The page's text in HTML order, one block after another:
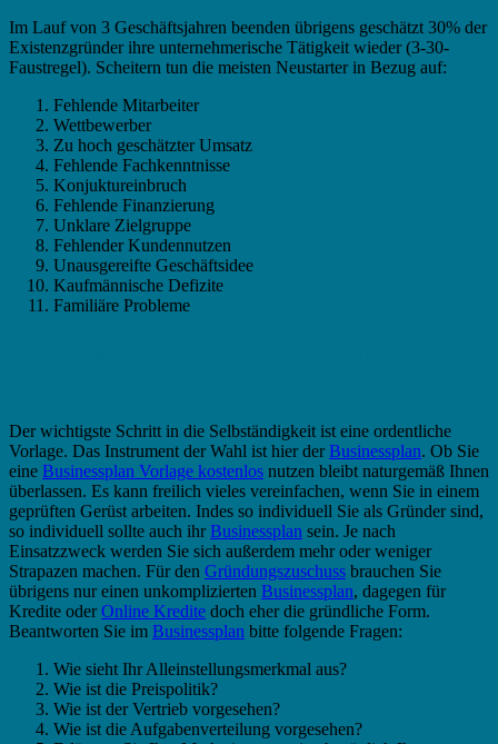
Im Lauf von 3 Geschäftsjahren beenden übrigens geschätzt 30% der
Existenzgründer ihre unternehmerische Tätigkeit wieder (3-30-
Faustregel). Scheitern tun die meisten Neustarter in Bezug auf:
Fehlende Mitarbeiter
Wettbewerber
Zu hoch geschätzter Umsatz
Fehlende Fachkenntnisse
Konjuktureinbruch
Fehlende Finanzierung
Unklare Zielgruppe
Fehlender Kundennutzen
Unausgereifte Geschäftsidee
Kaufmännische Defizite
Familiäre Probleme
Der wichtigste Schritt in die Selbständigkeit ist eine ordentliche
Vorlage. Das Instrument der Wahl ist hier derBusinessplan. Ob Sie
eine Businessplan Vorlage kostenlos nutzen bleibt naturgemäß Ihnen
überlassen. Es kann freilich vieles vereinfachen, wenn Sie in einem
geprüften Gerüst arbeiten. Indes so individuell Sie als Gründer sind,
so individuell sollte auch ihrBusinessplan sein. Je nach
Einsatzzweck werden Sie sich außerdem mehr oder weniger
Strapazen machen. Für den Gründungszuschuss brauchen Sie
übrigens nur einen unkomplizierten Businessplan, dagegen für
Kredite oderOnline Kredite doch eher die gründliche Form.
Beantworten Sie im Businessplan bitte folgende Fragen:
Wie sieht Ihr Alleinstellungsmerkmal aus?
Wie ist die Preispolitik?
Wie ist der Vertrieb vorgesehen?
Wie ist die Aufgabenverteilung vorgesehen?